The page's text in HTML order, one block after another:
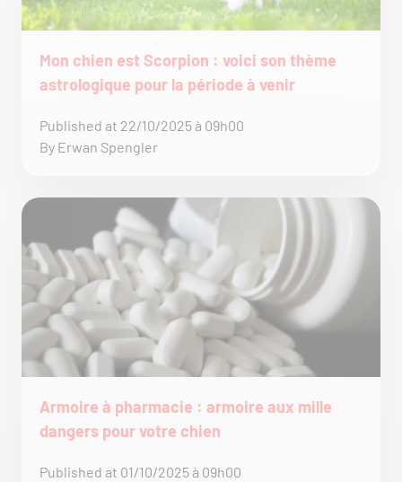
Mon chien est Scorpion : voici son thème
astrologique pour la période à venir
Published at 22/10/2025 à 09h00
By Erwan Spengler
Armoire à pharmacie : armoire aux mille
dangers pour votre chien
Published at 01/10/2025 à 09h00